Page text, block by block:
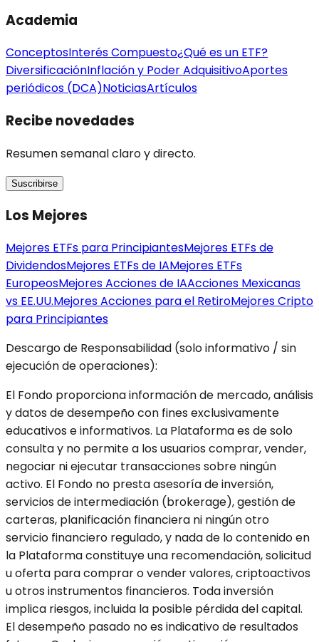
Academia
ConceptosInterés Compuesto¿Qué es un ETF?
DiversificaciónInflación y Poder AdquisitivoAportes
periódicos (DCA)NoticiasArtículos
Recibe novedades
Resumen semanal claro y directo.
Suscribirse
Los Mejores
Mejores ETFs para PrincipiantesMejores ETFs de
DividendosMejores ETFs de IAMejores ETFs
EuropeosMejores Acciones de IAAcciones Mexicanas
vs EE.UU.Mejores Acciones para el RetiroMejores Cripto
para Principiantes
Descargo de Responsabilidad (solo informativo / sin
ejecución de operaciones):
El Fondo proporciona información de mercado, análisis
y datos de desempeño con fines exclusivamente
educativos e informativos. La Plataforma es de solo
consulta y no permite a los usuarios comprar, vender,
negociar ni ejecutar transacciones sobre ningún
activo. El Fondo no presta asesoría de inversión,
servicios de intermediación (brokerage), gestión de
carteras, planificación financiera ni ningún otro
servicio financiero regulado, y nada de lo contenido en
la Plataforma constituye una recomendación, solicitud
u oferta para comprar o vender valores, criptoactivos
u otros instrumentos financieros. Toda inversión
implica riesgos, incluida la posible pérdida del capital.
El desempeño pasado no es indicativo de resultados